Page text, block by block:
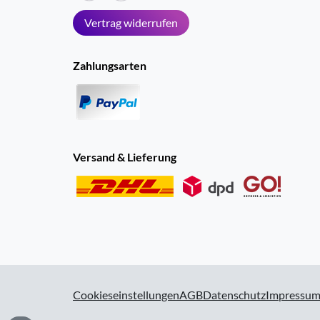
Vertrag widerrufen
Zahlungsarten
Versand & Lieferung
CookieseinstellungenAGBDatenschutzImpressum